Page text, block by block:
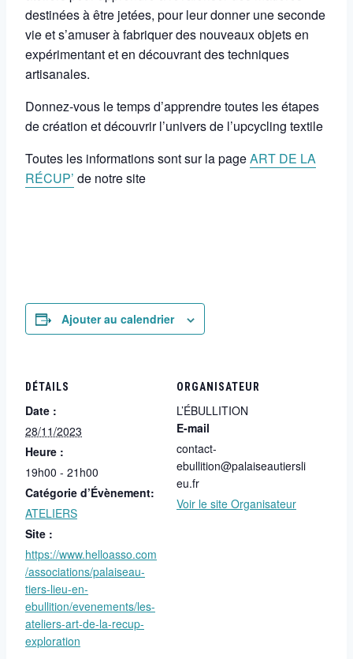
destinées à être jetées, pour leur donner une seconde
vie et s’amuser à fabriquer des nouveaux objets en
expérimentant et en découvrant des techniques
artisanales.
Donnez-vous le temps d’apprendre toutes les étapes
de création et découvrir l’univers de l’upcycling textile
Toutes les informations sont sur la pageART DE LA
RÉCUP’ de notre site
Ajouter au calendrier
DÉTAILS
Date :
28/11/2023
Heure :
19h00 - 21h00
Catégorie d’Évènement:
ATELIERS
Site :
https://www.helloasso.com
/associations/palaiseau-
tiers-lieu-en-
ebullition/evenements/les-
ateliers-art-de-la-recup-
exploration
ORGANISATEUR
L’ÉBULLITION
E-mail
contact-
ebullition@palaiseautiersli
eu.fr
Voir le site Organisateur